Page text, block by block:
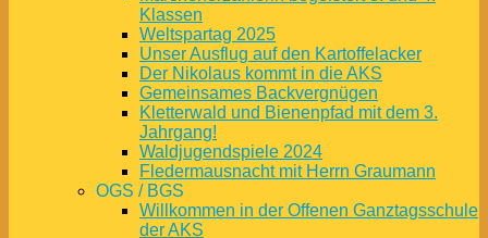
Klassen
Weltspartag 2025
Unser Ausflug auf den Kartoffelacker
Der Nikolaus kommt in die AKS
Gemeinsames Backvergnügen
Kletterwald und Bienenpfad mit dem 3.
Jahrgang!
Waldjugendspiele 2024
Fledermausnacht mit Herrn Graumann
OGS / BGS
Willkommen in der Offenen Ganztagsschule
der AKS